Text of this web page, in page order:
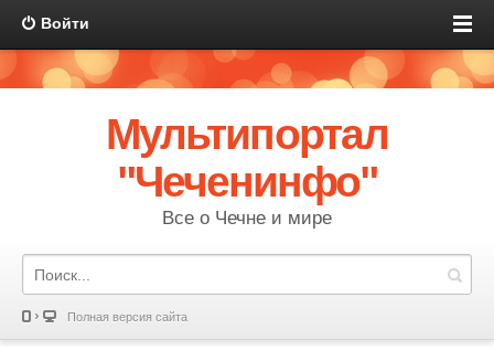
Войти
Мультипортал
"Чеченинфо"
Все о Чечне и мире
Полная версия сайта